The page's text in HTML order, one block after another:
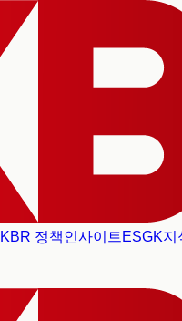
KBR 정책인사이트 ESGK지